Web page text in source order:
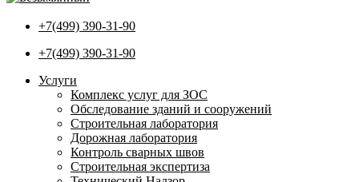
+7(499) 390-31-90
+7(499) 390-31-90
Услуги
Комплекс услуг для ЗОС
Обследование зданий и сооружений
Строительная лаборатория
Дорожная лаборатория
Контроль сварных швов
Строительная экспертиза